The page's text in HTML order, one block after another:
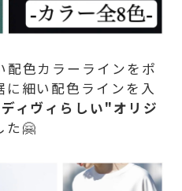
色カラーラインをポ
細い配色ラインを入
ィヴィらしい"オリジ
た🤗